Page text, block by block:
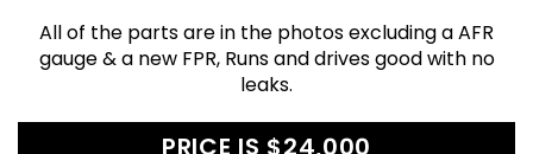
All of the parts are in the photos excluding a AFR
gauge & a new FPR, Runs and drives good with no
leaks.
PRICE IS $24,000